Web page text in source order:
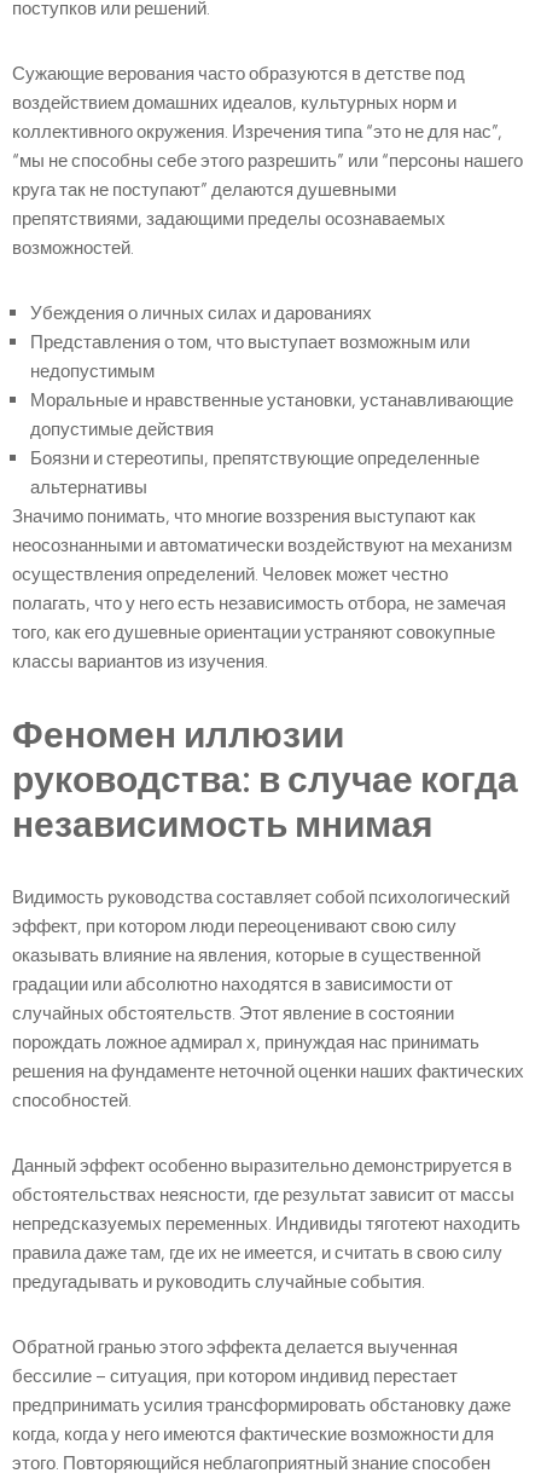
поступков или решений.
Сужающие верования часто образуются в детстве под
воздействием домашних идеалов, культурных норм и
коллективного окружения. Изречения типа “это не для нас”,
“мы не способны себе этого разрешить” или “персоны нашего
круга так не поступают” делаются душевными
препятствиями, задающими пределы осознаваемых
возможностей.
Убеждения о личных силах и дарованиях
Представления о том, что выступает возможным или
недопустимым
Моральные и нравственные установки, устанавливающие
допустимые действия
Боязни и стереотипы, препятствующие определенные
альтернативы
Значимо понимать, что многие воззрения выступают как
неосознанными и автоматически воздействуют на механизм
осуществления определений. Человек может честно
полагать, что у него есть независимость отбора, не замечая
того, как его душевные ориентации устраняют совокупные
классы вариантов из изучения.
Феномен иллюзии
руководства: в случае когда
независимость мнимая
Видимость руководства составляет собой психологический
эффект, при котором люди переоценивают свою силу
оказывать влияние на явления, которые в существенной
градации или абсолютно находятся в зависимости от
случайных обстоятельств. Этот явление в состоянии
порождать ложное адмирал х, принуждая нас принимать
решения на фундаменте неточной оценки наших фактических
способностей.
Данный эффект особенно выразительно демонстрируется в
обстоятельствах неясности, где результат зависит от массы
непредсказуемых переменных. Индивиды тяготеют находить
правила даже там, где их не имеется, и считать в свою силу
предугадывать и руководить случайные события.
Обратной гранью этого эффекта делается выученная
бессилие – ситуация, при котором индивид перестает
предпринимать усилия трансформировать обстановку даже
когда, когда у него имеются фактические возможности для
этого. Повторяющийся неблагоприятный знание способен